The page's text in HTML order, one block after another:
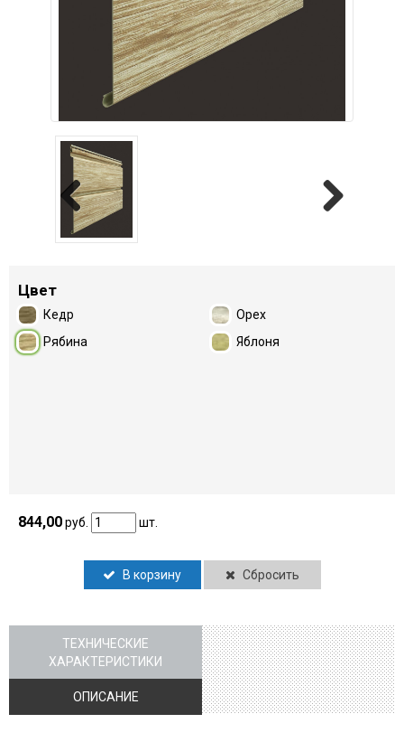
Previous
Цвет
Кедр
Орех
Рябина
Яблоня
844,00руб. шт.
В корзину Сбросить
ТЕХНИЧЕСКИЕ
ХАРАКТЕРИСТИКИ
ОПИСАНИЕ